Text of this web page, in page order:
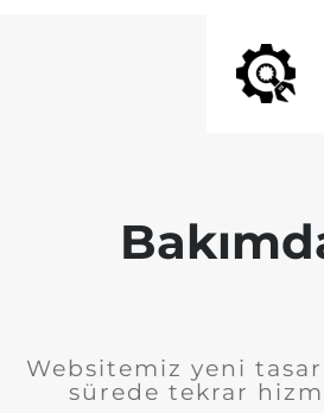
Websitemiz yeni
sürede tekrar